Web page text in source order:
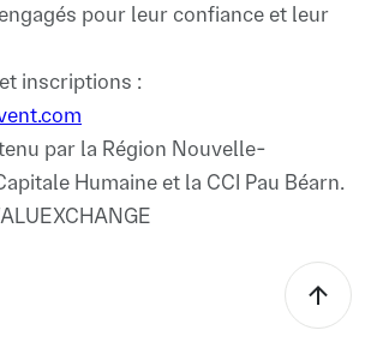
pour leur confiance et leur
inscriptions :
par la Région Nouvelle-
Humaine et la CCI Pau Béarn.